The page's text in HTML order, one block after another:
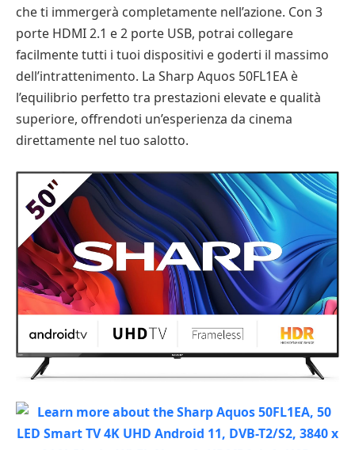
che ti immergerà completamente nell’azione. Con 3
porte HDMI 2.1 e 2 porte USB, potrai collegare
facilmente tutti i tuoi dispositivi e goderti il massimo
dell’intrattenimento. La Sharp Aquos 50FL1EA è
l’equilibrio perfetto tra prestazioni elevate e qualità
superiore, offrendoti un’esperienza da cinema
direttamente nel tuo salotto.